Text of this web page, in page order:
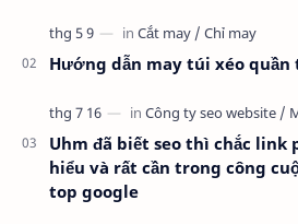
thuật mới vào nghề, clip
Hướng dẫn may túi xéo quần
Uhm đã biết seo thì chắc link
hiểu và rất cần trong công
top google